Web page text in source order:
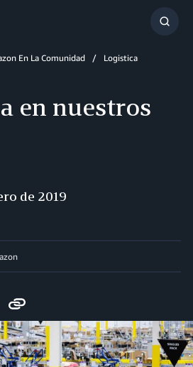
En La Comunidad Logistica
en nuestros
de 2019
Compartir
Copy